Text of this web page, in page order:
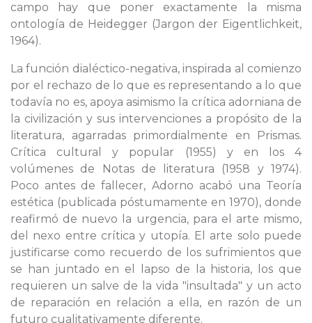
campo hay que poner exactamente la misma
ontología de Heidegger (Jargon der Eigentlichkeit,
1964).
La función dialéctico-negativa, inspirada al comienzo
por el rechazo de lo que es representando a lo que
todavía no es, apoya asimismo la crítica adorniana de
la civilización y sus intervenciones a propósito de la
literatura, agarradas primordialmente en Prismas.
Crítica cultural y popular (1955) y en los 4
volúmenes de Notas de literatura (1958 y 1974).
Poco antes de fallecer, Adorno acabó una Teoría
estética (publicada póstumamente en 1970), donde
reafirmó de nuevo la urgencia, para el arte mismo,
del nexo entre crítica y utopía. El arte solo puede
justificarse como recuerdo de los sufrimientos que
se han juntado en el lapso de la historia, los que
requieren un salve de la vida "insultada" y un acto
de reparación en relación a ella, en razón de un
futuro cualitativamente diferente.